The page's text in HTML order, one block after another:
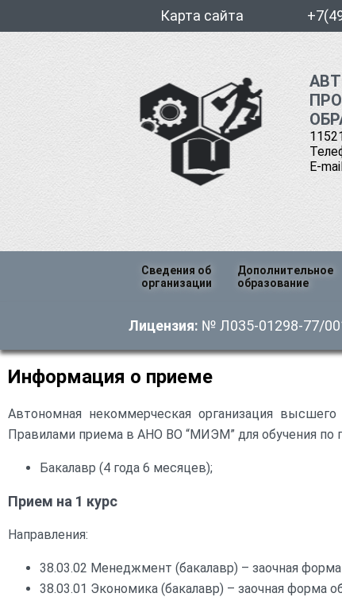
Карта сайта
E-
содержимому
Сведения об
организации
Основные сведения
Структура и органы управления
образовательной организацией
Документы
Педагогический состав
Дополнительное
образование
переподготовка
Лицензия: № Л035-01298-77/
Информация о приеме
Автономная некоммерческая организация
Правилами приема в АНО ВО “МИЭМ” для обучения по
Бакалавр (4 года 6 месяцев);
Прием на 1 курс
Направления:
38.03.02 Менеджмент (бакалавр) – заочная форма
38.03.01 Экономика (бакалавр) – заочная форма